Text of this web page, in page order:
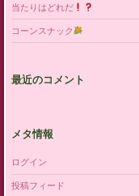
当たりはどれだ
コーンスナック
最近のコメント
メタ情報
ログイン
投稿フィード